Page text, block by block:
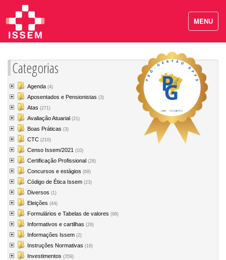
Categorias
Agenda (4)
Aposentados e Pensionistas (3)
Atas (271)
Avaliação Atuarial (21)
Boas Práticas (3)
CTC (210)
Censo Issem/2021 (10)
Certificação Profissional (28)
Concursos e estágios (68)
Código de Ética Issem (23)
Diversos (1)
Eleições (44)
Formulários e Tabelas de valores (98)
Informativos e cartilhas (29)
Informações Issem (2)
Instruções Normativas (16)
Investimentos (359)
MENU